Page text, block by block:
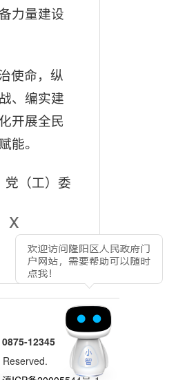
x
力量建设
使命，纵
、编实建
开展全民
能。
党（工）委
12345